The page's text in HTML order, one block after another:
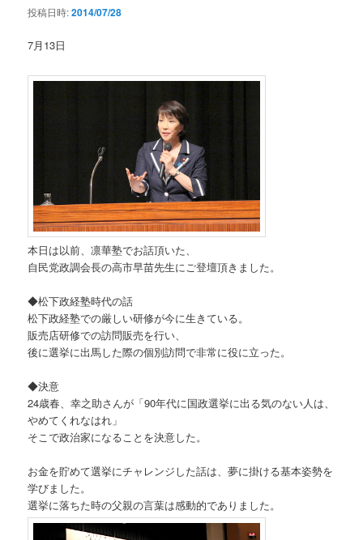
投稿日時:2014/07/28
7月13日
本日は以前、凛華塾でお話頂いた、
自民党政調会長の高市早苗先生にご登壇頂きました。
◆松下政経塾時代の話
松下政経塾での厳しい研修が今に生きている。
販売店研修での訪問販売を行い、
後に選挙に出馬した際の個別訪問で非常に役に立った。
◆決意
24歳春、幸之助さんが「90年代に国政選挙に出る気のない人は、
やめてくれなはれ」
そこで政治家になることを決意した。
お金を貯めて選挙にチャレンジした話は、夢に掛ける基本姿勢を
学びました。
選挙に落ちた時の父親の言葉は感動的でありました。